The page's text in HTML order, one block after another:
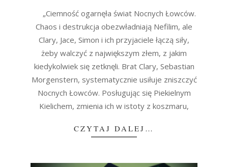
„Ciemność ogarnęła świat Nocnych Łowców.
Chaos i destrukcja obezwładniają Nefilim, ale
Clary, Jace, Simon i ich przyjaciele łączą siły,
żeby walczyć z największym złem, z jakim
kiedykolwiek się zetknęli. Brat Clary, Sebastian
Morgenstern, systematycznie usiłuje zniszczyć
Nocnych Łowców. Posługując się Piekielnym
Kielichem, zmienia ich w istoty z koszmaru,
CZYTAJ DALEJ…